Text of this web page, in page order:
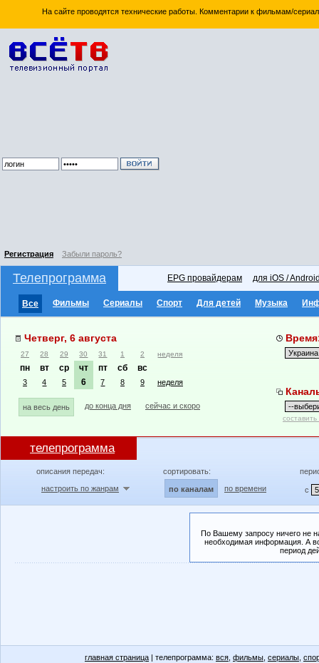
На сайте проводятся технические работы. Комментарии к фильмам/
Регистрация Забыли пароль?
Телепрограмма EPG провайдерам для iOS /
Все Фильмы Сериалы Спорт Для детей Музыка
Четверг, 6 августа
27 28 29 30 31 1 2 неделя
пн вт ср чт пт сб вс
3 4 5 6 7 8 9 неделя
на весь день до конца дня сейчас и скоро
телепрограмма
описания передач:
настроить по жанрам
сортировать:
по каналам по времени с
По Вашему запросу ничего не
необходимая информация. А
период
главная страница | телепрограмма: вся фильмы сериалы